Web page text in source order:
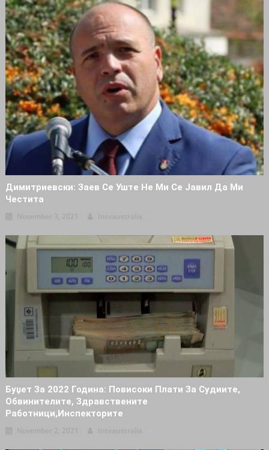
Димитриевски: Заев Се Уште Не Ми Се Јавил Да Ми
Честита
Буџет За 2022 Година: Повисоки Плати За Судиите,
Обвинителите, Здравствените
Работници,инспекторите